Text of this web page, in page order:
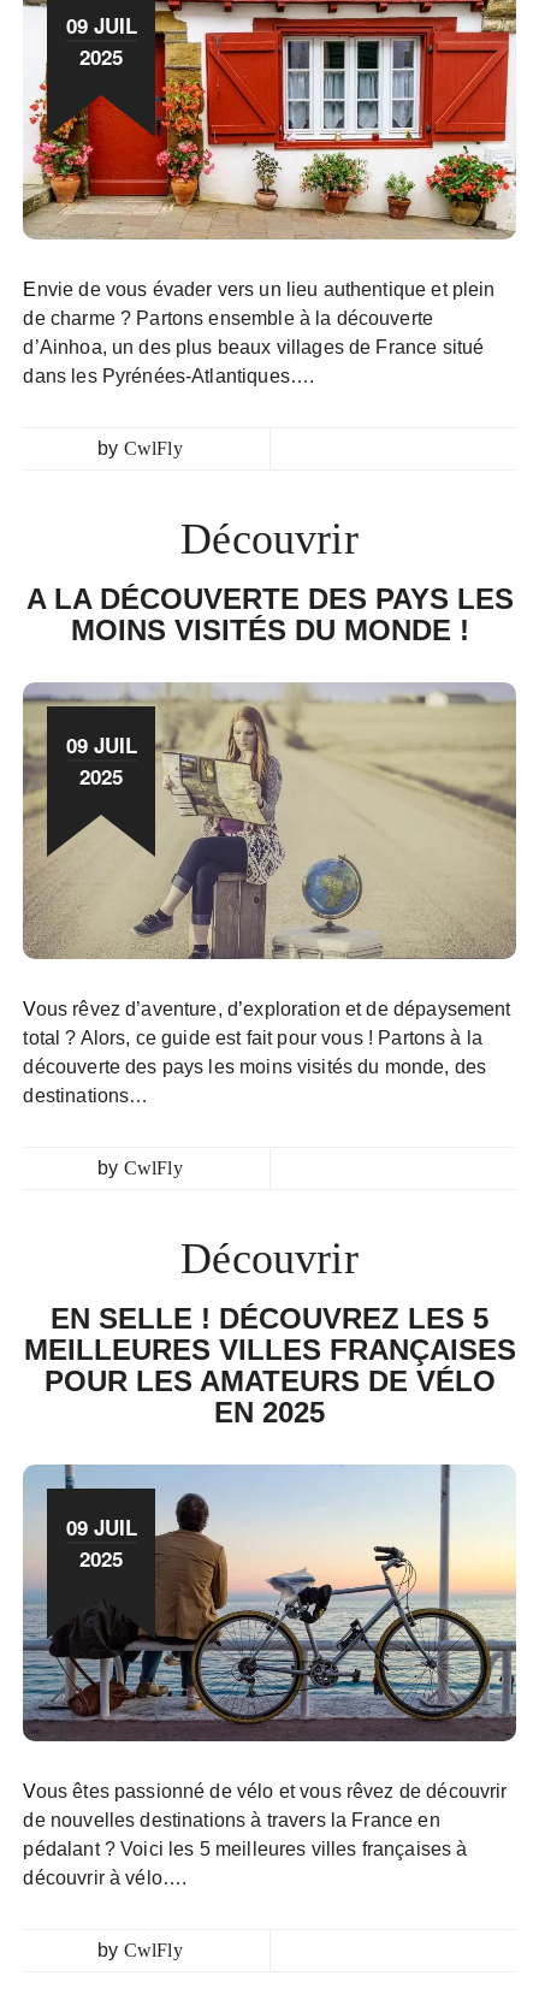
09 JUIL
2025
Envie de vous évader vers un lieu authentique et plein
de charme ? Partons ensemble à la découverte
d’Ainhoa, un des plus beaux villages de France situé
dans les Pyrénées-Atlantiques….
by CwlFly
Découvrir
A LA DÉCOUVERTE DES PAYS LES
MOINS VISITÉS DU MONDE !
09 JUIL
2025
Vous rêvez d’aventure, d’exploration et de dépaysement
total ? Alors, ce guide est fait pour vous ! Partons à la
découverte des pays les moins visités du monde, des
destinations…
by CwlFly
Découvrir
EN SELLE ! DÉCOUVREZ LES 5
MEILLEURES VILLES FRANÇAISES
POUR LES AMATEURS DE VÉLO
EN 2025
09 JUIL
2025
Vous êtes passionné de vélo et vous rêvez de découvrir
de nouvelles destinations à travers la France en
pédalant ? Voici les 5 meilleures villes françaises à
découvrir à vélo….
by CwlFly